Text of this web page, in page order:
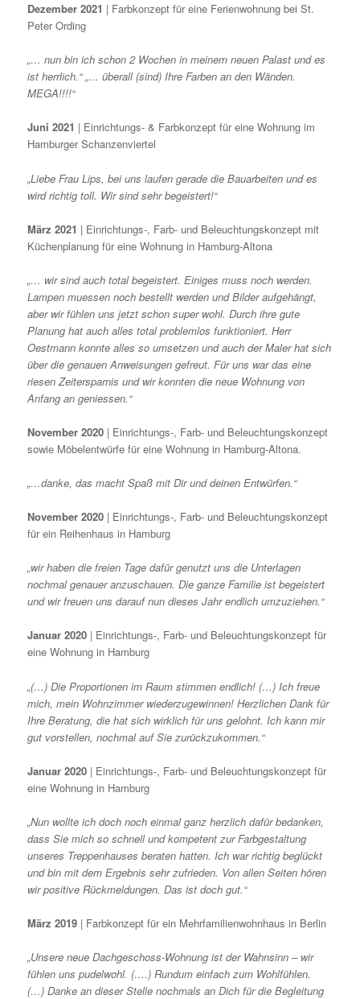
Dezember 2021 | Farbkonzept für eine Ferienwohnung bei St.
Peter Ording
„… nun bin ich schon 2 Wochen in meinem neuen Palast und es
ist herrlich.“ „… überall (sind) Ihre Farben an den Wänden.
MEGA!!!!“
Juni 2021 | Einrichtungs- & Farbkonzept für eine Wohnung im
Hamburger Schanzenviertel
„Liebe Frau Lips, bei uns laufen gerade die Bauarbeiten und es
wird richtig toll. Wir sind sehr begeistert!“
März 2021 | Einrichtungs-, Farb- und Beleuchtungskonzept mit
Küchenplanung für eine Wohnung in Hamburg-Altona
„… wir sind auch total begeistert. Einiges muss noch werden.
Lampen muessen noch bestellt werden und Bilder aufgehängt,
aber wir fühlen uns jetzt schon super wohl. Durch ihre gute
Planung hat auch alles total problemlos funktioniert. Herr
Oestmann konnte alles so umsetzen und auch der Maler hat sich
über die genauen Anweisungen gefreut. Für uns war das eine
riesen Zeitersparnis und wir konnten die neue Wohnung von
Anfang an geniessen.“
November 2020 | Einrichtungs-, Farb- und Beleuchtungskonzept
sowie Möbelentwürfe für eine Wohnung in Hamburg-Altona.
„…danke, das macht Spaß mit Dir und deinen Entwürfen.“
November 2020 | Einrichtungs-, Farb- und Beleuchtungskonzept
für ein Reihenhaus in Hamburg
„wir haben die freien Tage dafür genutzt uns die Unterlagen
nochmal genauer anzuschauen. Die ganze Familie ist begeistert
und wir freuen uns darauf nun dieses Jahr endlich umzuziehen.“
Januar 2020 | Einrichtungs-, Farb- und Beleuchtungskonzept für
eine Wohnung in Hamburg
„(…) Die Proportionen im Raum stimmen endlich! (…) Ich freue
mich, mein Wohnzimmer wiederzugewinnen! Herzlichen Dank für
Ihre Beratung, die hat sich wirklich für uns gelohnt. Ich kann mir
gut vorstellen, nochmal auf Sie zurückzukommen.“
Januar 2020 | Einrichtungs-, Farb- und Beleuchtungskonzept für
eine Wohnung in Hamburg
„Nun wollte ich doch noch einmal ganz herzlich dafür bedanken,
dass Sie mich so schnell und kompetent zur Farbgestaltung
unseres Treppenhauses beraten hatten. Ich war richtig beglückt
und bin mit dem Ergebnis sehr zufrieden. Von allen Seiten hören
wir positive Rückmeldungen. Das ist doch gut.“
März 2019 | Farbkonzept für ein Mehrfamilienwohnhaus in Berlin
„Unsere neue Dachgeschoss-Wohnung ist der Wahnsinn – wir
fühlen uns pudelwohl. (….) Rundum einfach zum Wohlfühlen.
(…) Danke an dieser Stelle nochmals an Dich für die Begleitung